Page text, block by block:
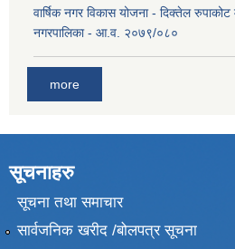
वार्षिक नगर विकास योजना - दिक्तेल रुपाकोट
नगरपालिका - आ.व. २०७९/०८०
more
सूचनाहरु
सूचना तथा समाचार
सार्वजनिक खरीद /बोलपत्र सूचना